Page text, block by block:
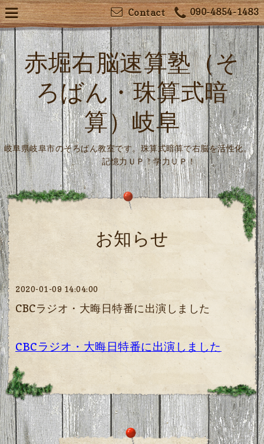
090-4854-1483
Contact
赤堀右脳速算塾（そ
ろばん・珠算式暗
算）岐阜
岐阜県岐阜市のそろばん教室です。珠算式暗算で右脳を活性化。
記憶力ＵＰ！学力ＵＰ！
お知らせ
2020-01-09 14:04:00
CBCラジオ・大晦日特番に出演しました
CBCラジオ・大晦日特番に出演しました